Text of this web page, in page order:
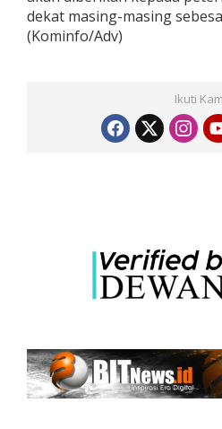
dekat masing-masing
(Kominfo/Adv)
Ikuti